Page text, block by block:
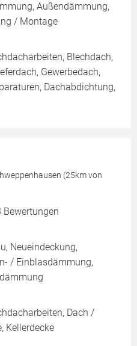
Außendämmung,
/ Montage
Blechdach,
Gewerbedach,
Dachabdichtung,
(25km von
Bewertungen
Neueindeckung,
/ Einblasdämmung,
Dach /
Kellerdecke